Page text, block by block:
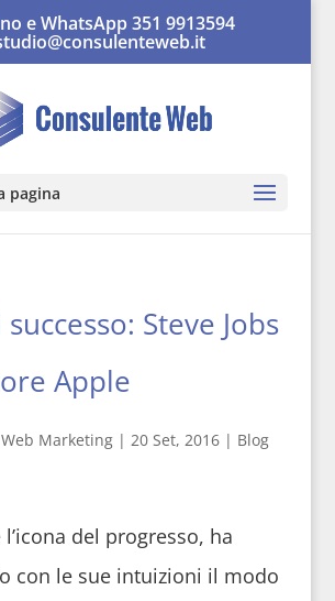
e WhatsApp 351 9913594
pagina
Steve Jobs
Apple
Marketing| 20 Set, 2016| Blog
l’icona del progresso, ha
con le sue intuizioni il modo